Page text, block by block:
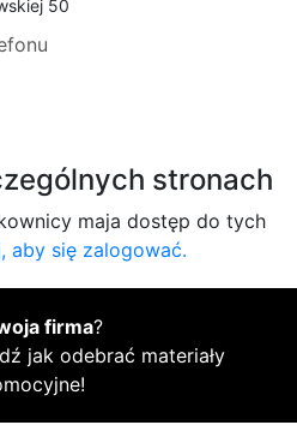
50
stronach
maja dostęp do tych
aby się zalogować.
firma?
jak odebrać materiały